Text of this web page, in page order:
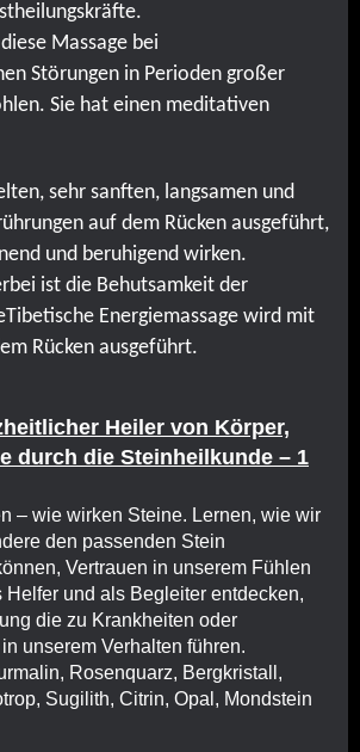
Massage bei
Störungen in Perioden großer
Sie hat einen meditativen
sehr sanften, langsamen und
auf dem Rücken ausgeführt,
und beruhigend wirken.
ist die Behutsamkeit der
Energiemassage wird mit
Rücken ausgeführt.
Heiler von Körper,
durch die Steinheilkunde – 1
– wie wirken Steine. Lernen, wie wir
den passenden Stein
Vertrauen in unserem Fühlen
Helfer und als Begleiter entdecken,
die zu Krankheiten oder
unserem Verhalten führen.
Rosenquarz, Bergkristall,
Sugilith, Citrin, Opal, Mondstein